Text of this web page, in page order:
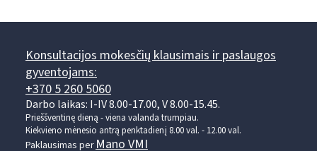
Konsultacijos mokesčių klausimais ir paslaugos
gyventojams:
+370 5 260 5060
Darbo laikas: I-IV 8.00-17.00, V 8.00-15.45.
Prieššventinę dieną - viena valanda trumpiau.
Kiekvieno mėnesio antrą penktadienį 8.00 val. - 12.00 val.
Paklausimas per Mano VMI